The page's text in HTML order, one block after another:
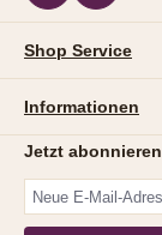
Shop Service
Informationen
Jetzt abonnieren